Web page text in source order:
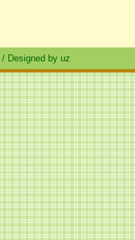
/ Designed by uz